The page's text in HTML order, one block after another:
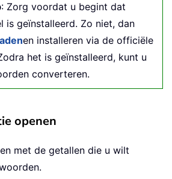
: Zorg voordat u begint dat
is geïnstalleerd. Zo niet, dan
en installeren via de officiële
het is geïnstalleerd, kunt u
converteren.
openen
met de getallen die u wilt